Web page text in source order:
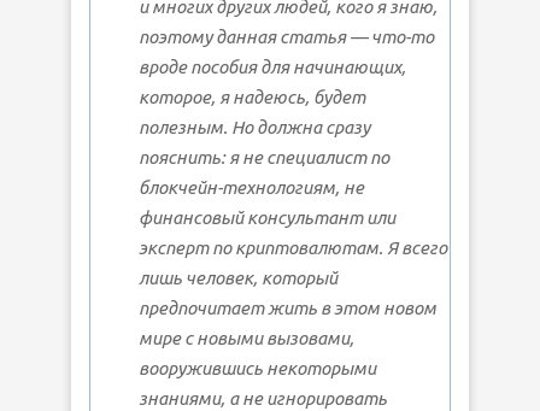
и многих других людей, кого я знаю,
поэтому данная статья — что-то
вроде пособия для начинающих,
которое, я надеюсь, будет
полезным. Но должна сразу
пояснить: я не специалист по
блокчейн-технологиям, не
финансовый консультант или
эксперт по криптовалютам. Я всего
лишь человек, который
предпочитает жить в этом новом
мире с новыми вызовами,
вооружившись некоторыми
знаниями, а не игнорировать